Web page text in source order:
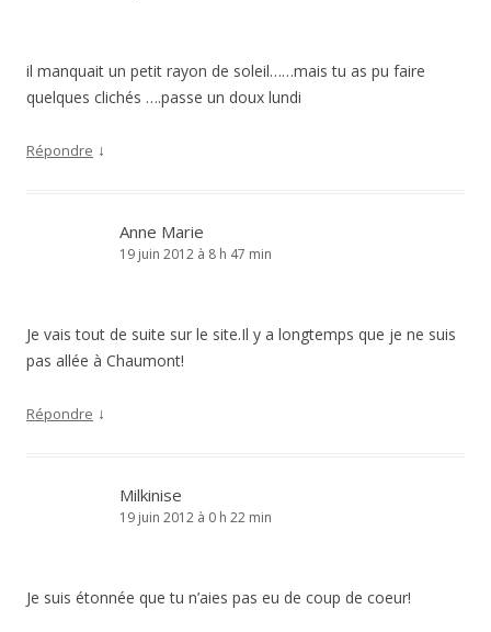
il manquait un petit rayon de soleil……mais tu as pu faire
quelques clichés ….passe un doux lundi
Répondre ↓
Anne Marie
19 juin 2012 à 8 h 47 min
Je vais tout de suite sur le site.Il y a longtemps que je ne suis
pas allée à Chaumont!
Répondre ↓
Milkinise
19 juin 2012 à 0 h 22 min
Je suis étonnée que tu n’aies pas eu de coup de coeur!